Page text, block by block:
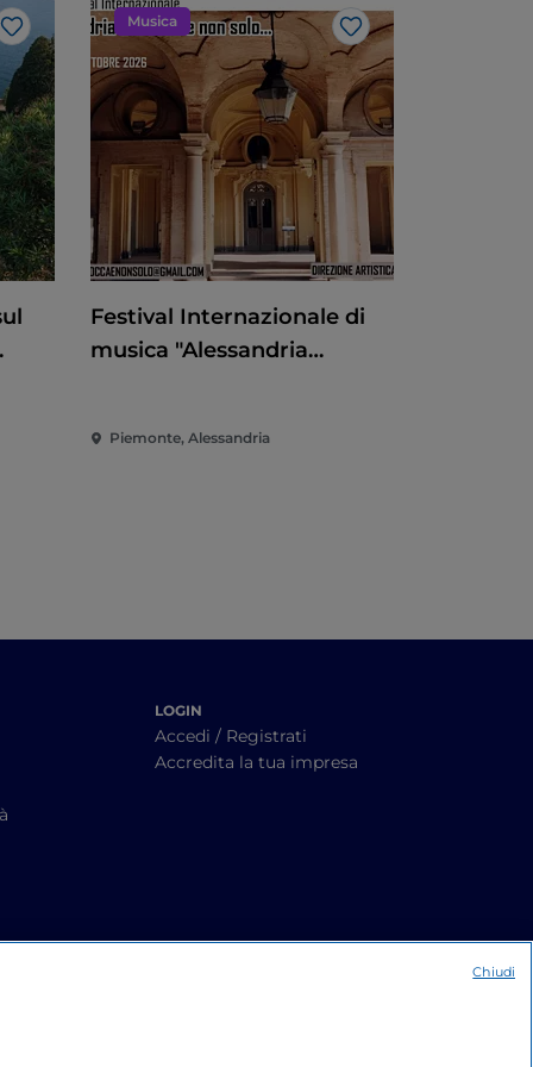
Like
Musica
Like
Festival Internazionale di
musica "Alessandria
Piemonte, Alessandria
LOGIN
Accedi / Registrati
Accredita la tua impresa
Chiudi